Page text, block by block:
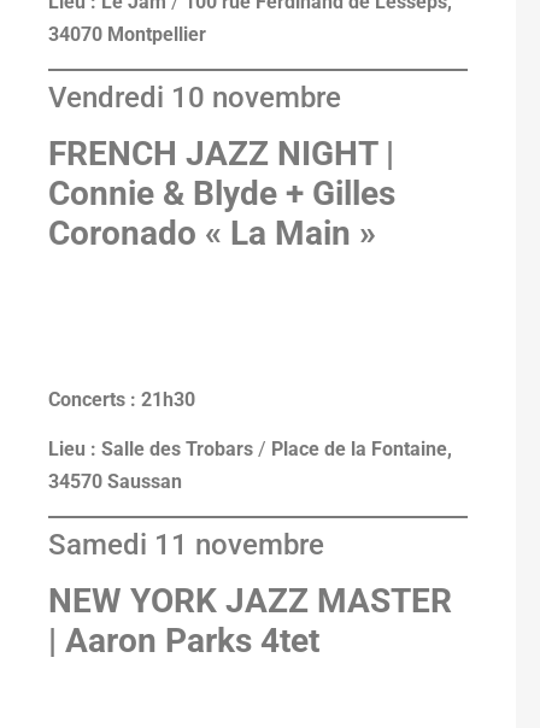
34070 Montpellier
Vendredi 10 novembre
FRENCH JAZZ NIGHT |
Connie & Blyde + Gilles
Coronado « La Main »
Concerts : 21h30
Lieu : Salle des Trobars / Place de la Fontaine,
34570 Saussan
Samedi 11 novembre
NEW YORK JAZZ MASTER
| Aaron Parks 4tet